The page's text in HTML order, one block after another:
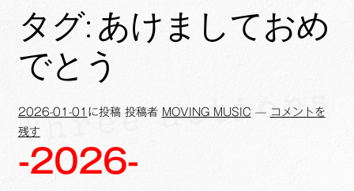
ス
キ
ッ
ッ
プ
ブ
メ
を
What’s New
Blog
+MM Online Video Platform
サ
フォトギャラリー
タグ: あけましておめ
でとう
2026-01-01 に投稿 投稿者 MOVING MUSIC — コメントを
残す
-2026-